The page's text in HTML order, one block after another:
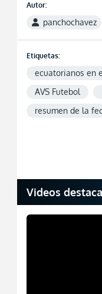
Autor:
panchochavez
Etiquetas:
ecuatorianos en
AVS Futebol
resumen de la
Videos